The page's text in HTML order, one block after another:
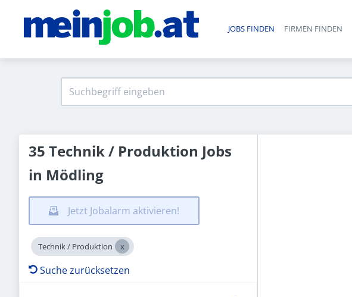
JOBS FINDEN FIRMEN FINDEN
35 Technik / Produktion Jobs
in Mödling
Jetzt Jobalarm aktivieren!
Technik / Produktion
Suche zurücksetzen